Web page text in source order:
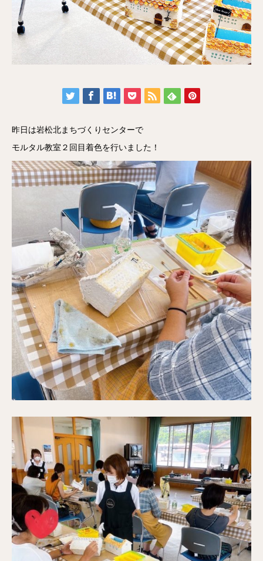
昨日は岩松北まちづくりセンターで
モルタル教室２回目着色を行いました！